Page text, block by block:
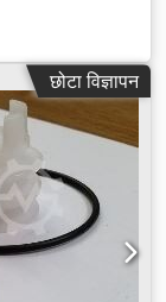
छोटा विज्ञापन